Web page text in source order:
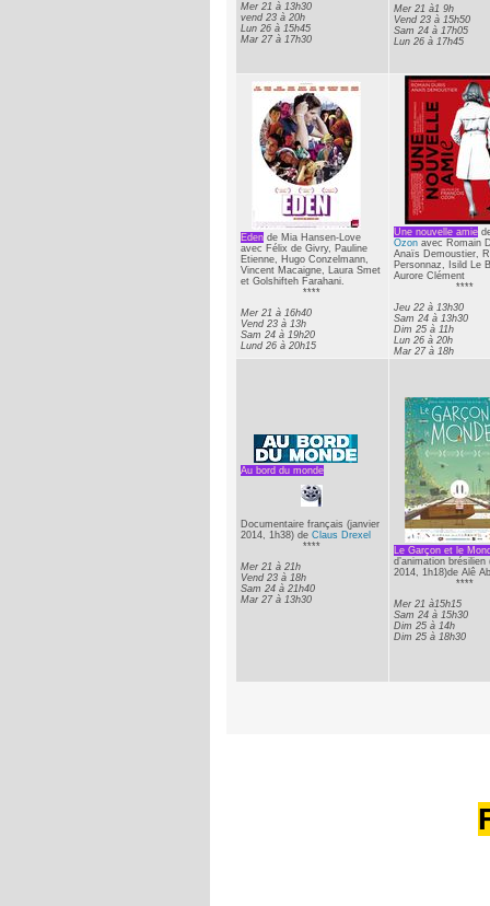
Mer 21 à 13h30
vend 23 à 20h
Lun 26 à 15h45
Mar 27 à 17h30
Mer 21 à1 9h
Vend 23 à 15h50
Sam 24 à 17h05
Lun 26 à 17h45
Edende Mia Hansen-Love
avec Félix de Givry, Pauline
Etienne, Hugo Conzelmann,
Vincent Macaigne, Laura Smet
et Golshifteh Farahani.
****
Mer 21 à 16h40
Vend 23 à 13h
Sam 24 à 19h20
Lund 26 à 20h15
Une nouvelle amie
Ozonavec Romain
Anaïs Demoustier,
Personnaz, Isild Le
Aurore Clément
****
Jeu 22 à 13h30
Sam 24 à 13h30
Dim 25 à 11h
Lun 26 à 20h
Mar 27 à 18h
Au bord du monde
Documentaire français (janvier
2014, 1h38) de Claus Drexel
****
Mer 21 à 21h
Vend 23 à 18h
Sam 24 à 21h40
Mar 27 à 13h30
Le Garçon et le
d’animation brésilien
2014, 1h18)de Alê
****
Mer 21 à15h15
Sam 24 à 15h30
Dim 25 à 14h
Dim 25 à 18h30